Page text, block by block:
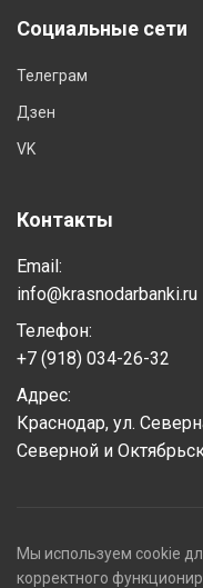
Социальные сети
Телеграм
Дзен
VK
Контакты
Email:
info@krasnodarbanki.ru
Телефон:
+7 (918) 034-26-32
Адрес:
Краснодар, ул.
Северной и
Мы используем cookie
корректного